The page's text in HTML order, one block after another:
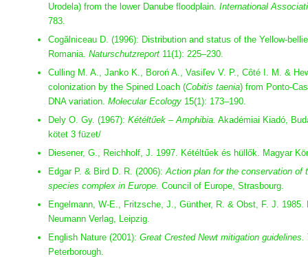
Urodela) from the lower Danube floodplain. International
783.
Cogălniceau D. (1996): Distribution and status of the Yellow-
Romania. Naturschutzreport 11(1): 225–230.
Culling M. A., Janko K., Boroń A., Vasiľev V. P., Côté I. M. &
colonization by the Spined Loach (Cobitis taenia) from Ponto-
DNA variation. Molecular Ecology 15(1): 173–190.
Dely O. Gy. (1967): Kétéltűek – Amphibia. Akadémiai Kiadó,
kötet 3 füzet/
Diesener, G., Reichholf, J. 1997. Kétéltűek és hüllők. Magyar
Edgar P. & Bird D. R. (2006):Action plan for the conservation of
species complex in Europe. Council of Europe, Strasbourg.
Engelmann, W-E., Fritzsche, J., Günther, R. & Obst, F. J. 1985.
Neumann Verlag, Leipzig.
English Nature (2001): Great Crested Newt mitigation guidelines.
Peterborough.